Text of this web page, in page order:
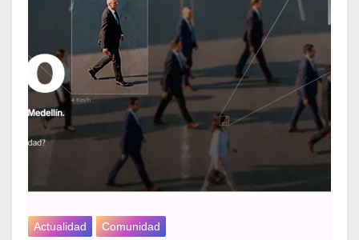
Actualidad Comunidad